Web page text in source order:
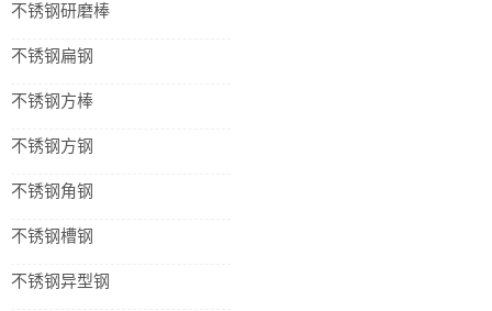
不锈钢研磨棒
不锈钢扁钢
不锈钢方棒
不锈钢方钢
不锈钢角钢
不锈钢槽钢
不锈钢异型钢